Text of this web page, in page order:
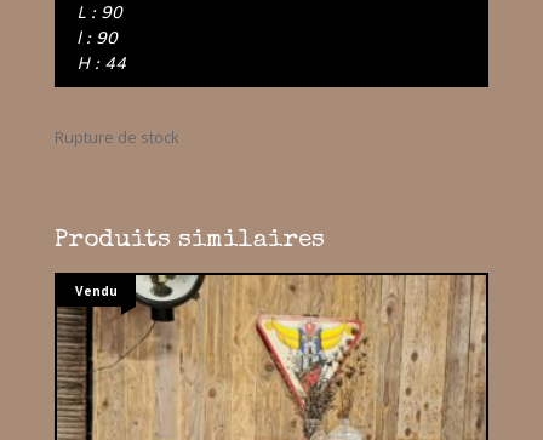
L : 90
l : 90
H : 44
Rupture de stock
Produits similaires
Vendu